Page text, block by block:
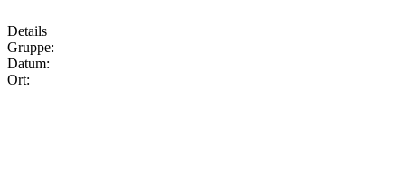
Details
Gruppe:
Datum:
Ort: